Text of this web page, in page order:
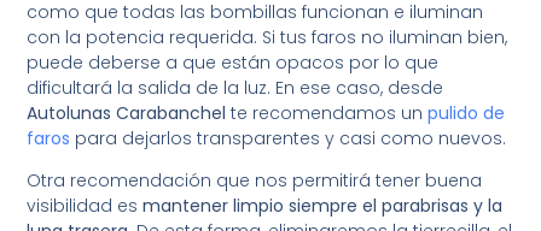
como que todas las bombillas funcionan e iluminan
con la potencia requerida. Si tus faros no iluminan bien,
puede deberse a que están opacos por lo que
dificultará la salida de la luz. En ese caso, desde
Autolunas Carabanchel te recomendamos unpulido de
faros para dejarlos transparentes y casi como nuevos.
Otra recomendación que nos permitirá tener buena
visibilidad esmantener limpio siempre el parabrisas y la